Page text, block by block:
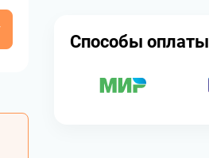
Способы оплаты